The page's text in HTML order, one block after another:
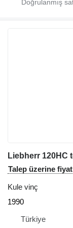
Talep üzerine fiyat
Kule vinç
1990
Türkiye